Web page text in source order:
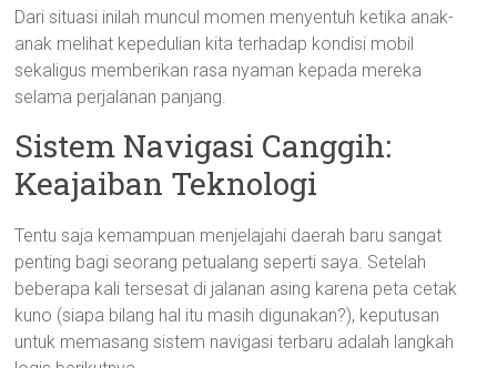
Dari situasi inilah muncul momen menyentuh ketika anak-
anak melihat kepedulian kita terhadap kondisi mobil
sekaligus memberikan rasa nyaman kepada mereka
selama perjalanan panjang.
Sistem Navigasi Canggih:
Keajaiban Teknologi
Tentu saja kemampuan menjelajahi daerah baru sangat
penting bagi seorang petualang seperti saya. Setelah
beberapa kali tersesat di jalanan asing karena peta cetak
kuno (siapa bilang hal itu masih digunakan?), keputusan
untuk memasang sistem navigasi terbaru adalah langkah